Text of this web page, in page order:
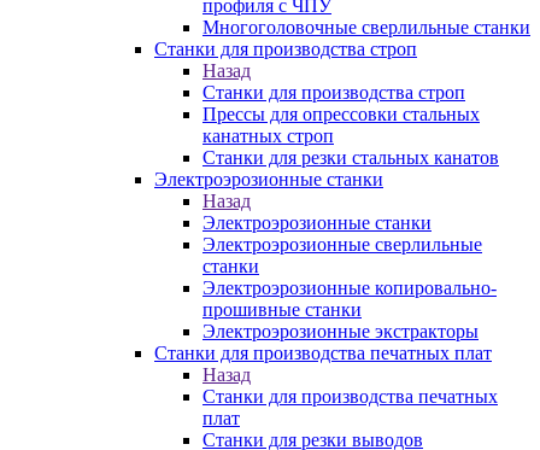
профиля с ЧПУ
Многоголовочные сверлильные станки
Станки для производства строп
Назад
Станки для производства строп
Прессы для опрессовки стальных
канатных строп
Станки для резки стальных канатов
Электроэрозионные станки
Назад
Электроэрозионные станки
Электроэрозионные сверлильные
станки
Электроэрозионные копировально-
прошивные станки
Электроэрозионные экстракторы
Станки для производства печатных плат
Назад
Станки для производства печатных
плат
Станки для резки выводов